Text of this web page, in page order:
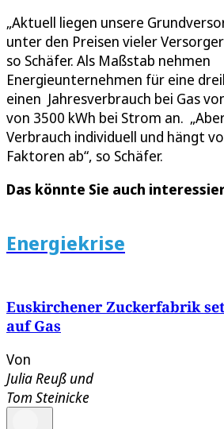
„Aktuell liegen unsere
unter den Preisen vieler
so Schäfer. Als Maßstab nehmen
Energieunternehmen für eine
einen Jahresverbrauch bei Gas
von 3500 kWh bei Strom an.
Verbrauch individuell und hängt
Faktoren ab“, so Schäfer.
Das könnte Sie auch
Energiekrise
Euskirchener Zuckerfabrik
auf Gas
Von
Julia Reuß und
Tom Steinicke